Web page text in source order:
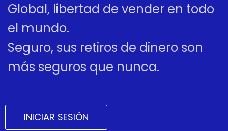
Global, libertad de vender en todo
el mundo.
Seguro, sus retiros de dinero son
más seguros que nunca.
INICIAR SESIÓN